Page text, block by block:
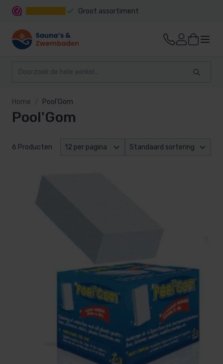
Groot assortiment
Home Pool'Gom
Pool'Gom
6 Producten